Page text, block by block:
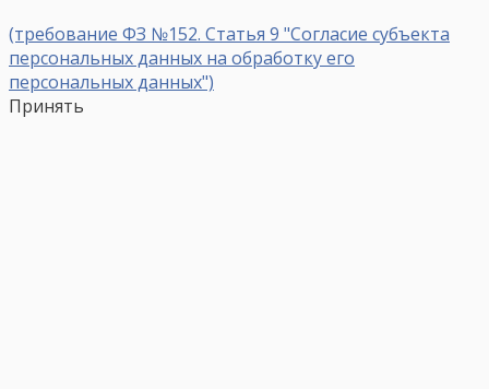
(требование ФЗ №152. Статья 9 "Согласие субъекта
персональных данных на обработку его
персональных данных")
Принять